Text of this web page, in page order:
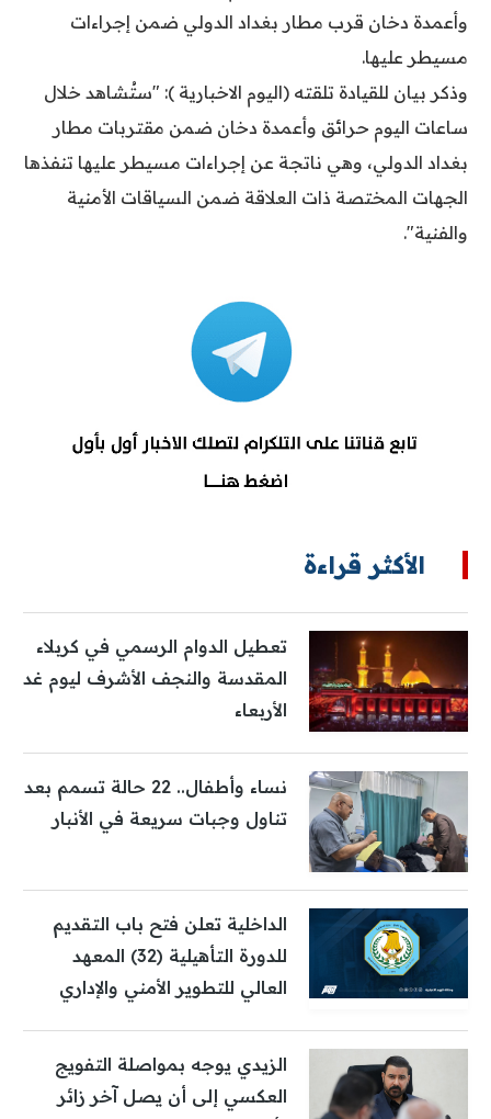
وأعمدة دخان قرب مطار بغداد الدولي ضمن إجراءات
مسيطر عليها.
وذكر بيان للقيادة تلقته (اليوم الاخبارية ): "ستُشاهد خلال
ساعات اليوم حرائق وأعمدة دخان ضمن مقتربات مطار
بغداد الدولي، وهي ناتجة عن إجراءات مسيطر عليها تنفذها
الجهات المختصة ذات العلاقة ضمن السياقات الأمنية
والفنية".
الأكثر قراءة
تعطيل الدوام الرسمي في كربلاء
المقدسة والنجف الأشرف ليوم غد
الأربعاء
نساء وأطفال.. 22 حالة تسمم بعد
تناول وجبات سريعة في الأنبار
الداخلية تعلن فتح باب التقديم
للدورة التأهيلية (32) المعهد
العالي للتطوير الأمني والإداري
الزيدي يوجه بمواصلة التفويج
العكسي إلى أن يصل آخر زائر